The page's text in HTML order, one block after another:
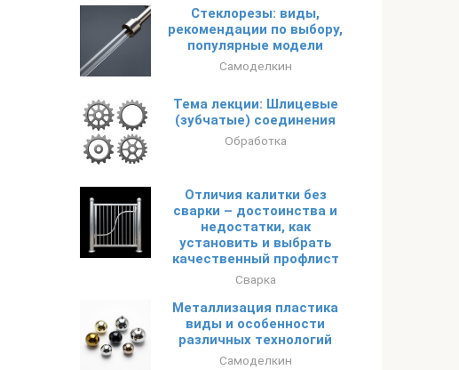
Стеклорезы: виды,
рекомендации по выбору,
популярные модели
Самоделкин
Тема лекции: Шлицевые
(зубчатые) соединения
Обработка
Отличия калитки без
сварки – достоинства и
недостатки, как
установить и выбрать
качественный профлист
Сварка
Металлизация пластика
виды и особенности
различных технологий
Самоделкин